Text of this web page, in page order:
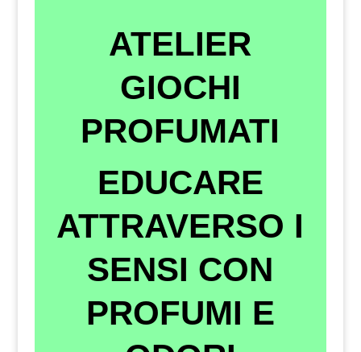
ATELIER
GIOCHI
PROFUMATI
EDUCARE
ATTRAVERSO I
SENSI CON
PROFUMI E